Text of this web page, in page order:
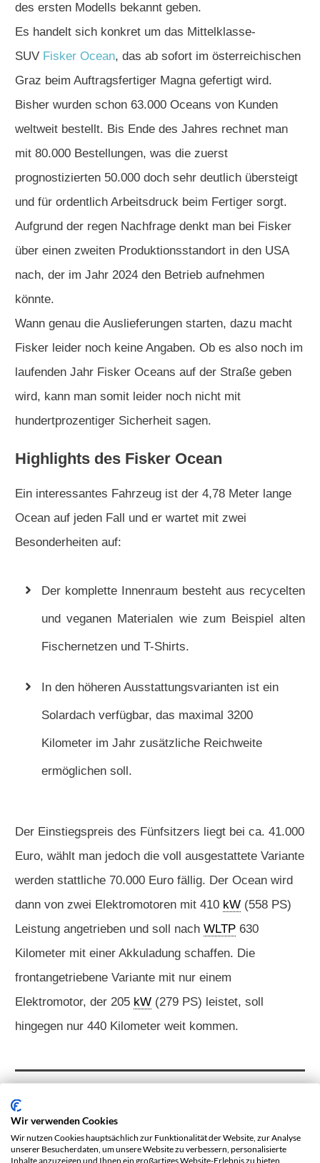
des ersten Modells bekannt geben.
Es handelt sich konkret um das Mittelklasse-
SUV Fisker Ocean, das ab sofort im österreichischen
Graz beim Auftragsfertiger Magna gefertigt wird.
Bisher wurden schon 63.000 Oceans von Kunden
weltweit bestellt. Bis Ende des Jahres rechnet man
mit 80.000 Bestellungen, was die zuerst
prognostizierten 50.000 doch sehr deutlich übersteigt
und für ordentlich Arbeitsdruck beim Fertiger sorgt.
Aufgrund der regen Nachfrage denkt man bei Fisker
über einen zweiten Produktionsstandort in den USA
nach, der im Jahr 2024 den Betrieb aufnehmen
könnte.
Wann genau die Auslieferungen starten, dazu macht
Fisker leider noch keine Angaben. Ob es also noch im
laufenden Jahr Fisker Oceans auf der Straße geben
wird, kann man somit leider noch nicht mit
hundertprozentiger Sicherheit sagen.
Highlights des Fisker Ocean
Ein interessantes Fahrzeug ist der 4,78 Meter lange
Ocean auf jeden Fall und er wartet mit zwei
Besonderheiten auf:
Der komplette Innenraum besteht aus recycelten
und veganen Materialen wie zum Beispiel alten
Fischernetzen und T-Shirts.
In den höheren Ausstattungsvarianten ist ein
Solardach verfügbar, das maximal 3200
Kilometer im Jahr zusätzliche Reichweite
ermöglichen soll.
Der Einstiegspreis des Fünfsitzers liegt bei ca. 41.000
Euro, wählt man jedoch die voll ausgestattete Variante
werden stattliche 70.000 Euro fällig. Der Ocean wird
dann von zwei Elektromotoren mit 410 kW (558 PS)
Leistung angetrieben und soll nach WLTP 630
Kilometer mit einer Akkuladung schaffen. Die
frontangetriebene Variante mit nur einem
Elektromotor, der 205 kW (279 PS) leistet, soll
hingegen nur 440 Kilometer weit kommen.
Schon heute kann man risikolos und bequem in die
Elektromobilität einsteigen, wenn man sich für ein
Langzeit-Abo vonINSTADRIVEentscheidet. Im
Wir verwenden Cookies
Wir nutzen Cookies hauptsächlich zur Funktionalität der Website, zur Analyse
unserer Besucherdaten, um unsere Website zu verbessern, personalisierte
Inhalte anzuzeigen und Ihnen ein großartiges Website-Erlebnis zu bieten.